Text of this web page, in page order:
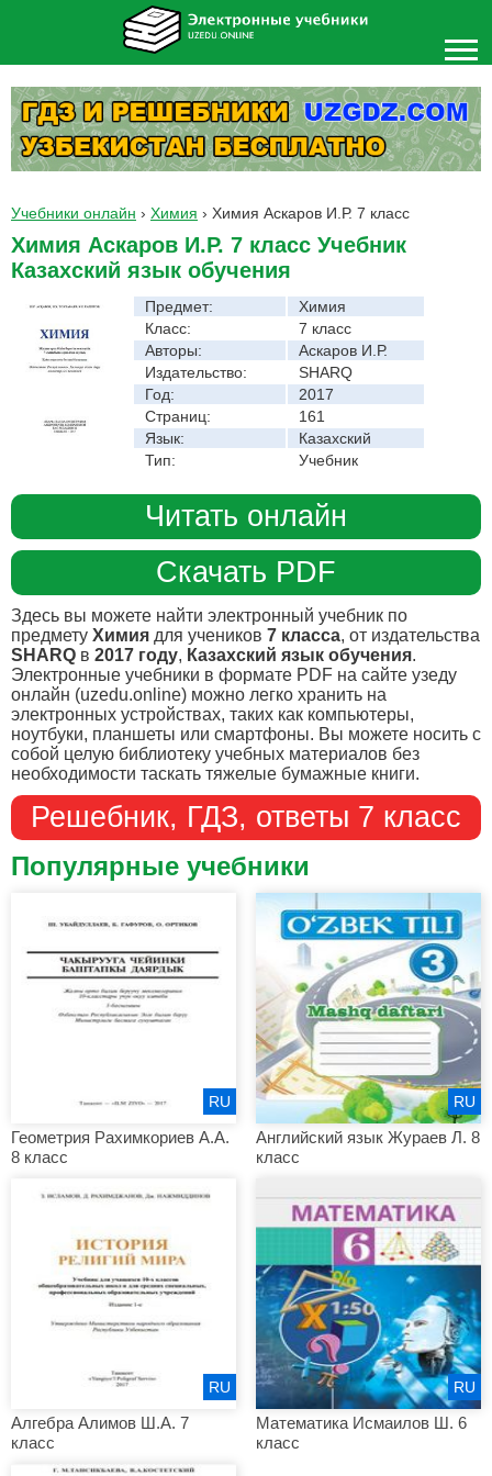
Учебники онлайн › Химия › Химия Аскаров И.Р. 7 класс
Химия Аскаров И.Р. 7 класс Учебник
Казахский язык обучения
Предмет:
Химия
Класс:
7 класс
Авторы:
Аскаров И.Р.
Издательство:
SHARQ
Год:
2017
Страниц:
161
Язык:
Казахский
Тип:
Учебник
Читать онлайн
Скачать PDF
Здесь вы можете найти электронный учебник по
предмету Химия для учеников 7 класса, от издательства
SHARQ в 2017 году, Казахский язык обучения.
Электронные учебники в формате PDF на сайте узеду
онлайн (uzedu.online) можно легко хранить на
электронных устройствах, таких как компьютеры,
ноутбуки, планшеты или смартфоны. Вы можете носить с
собой целую библиотеку учебных материалов без
необходимости таскать тяжелые бумажные книги.
Решебник, ГДЗ, ответы 7 класс
Популярные учебники
Геометрия Рахимкориев А.А.
8 класс
RU
Английский язык Жураев Л. 8
класс
RU
Алгебра Алимов Ш.А. 7
класс
RU
Математика Исмаилов Ш. 6
класс
RU